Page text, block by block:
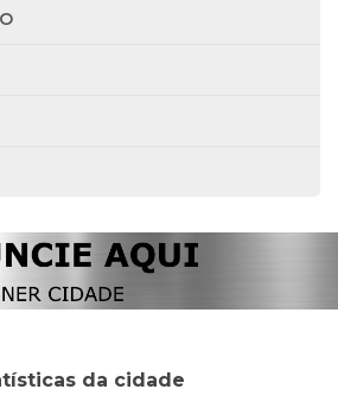
da cidade